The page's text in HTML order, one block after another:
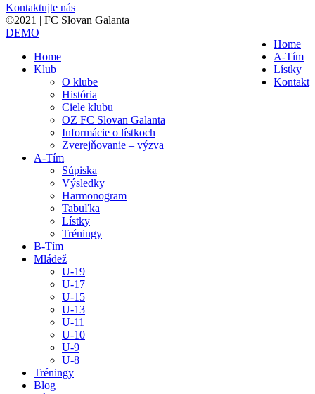
Kontaktujte nás
©2021 | FC Slovan Galanta
Home
A-Tím
Lístky
Kontakt
DEMO
Home
Klub
O klube
História
Ciele klubu
OZ FC Slovan Galanta
Informácie o lístkoch
Zverejňovanie – výzva
A-Tím
Súpiska
Výsledky
Harmonogram
Tabuľka
Lístky
Tréningy
B-Tím
Mládež
U-19
U-17
U-15
U-13
U-11
U-10
U-9
U-8
Tréningy
Blog